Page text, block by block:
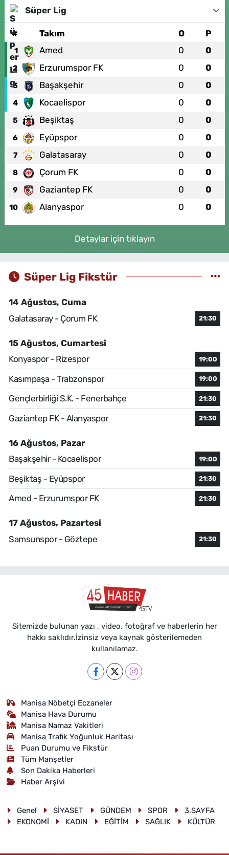
Süper Lig
# Takım O P
1 Amed 0 0
2 Erzurumspor FK 0 0
3 Başakşehir 0 0
4 Kocaelispor 0 0
5 Beşiktaş 0 0
6 Eyüpspor 0 0
7 Galatasaray 0 0
8 Çorum FK 0 0
9 Gaziantep FK 0 0
10 Alanyaspor 0 0
Detaylar için tıklayın
Süper Lig Fikstür
14 Ağustos, Cuma
Galatasaray - Çorum FK
21:30
15 Ağustos, Cumartesi
Konyaspor - Rizespor
19:00
Kasımpaşa - Trabzonspor 19:00
Gençlerbirliği S.K. - Fenerbahçe 21:30
Gaziantep FK - Alanyaspor 21:30
16 Ağustos, Pazar
Başakşehir - Kocaelispor
19:00
Beşiktaş - Eyüpspor 21:30
Amed - Erzurumspor FK 21:30
17 Ağustos, Pazartesi
Samsunspor - Göztepe
21:30
Sitemizde bulunan yazı , video, fotoğraf ve haberlerin her
hakkı saklıdır.İzinsiz veya kaynak gösterilemeden
kullanılamaz.
Manisa Nöbetçi Eczaneler
Manisa Hava Durumu
Manisa Namaz Vakitleri
Manisa Trafik Yoğunluk Haritası
Puan Durumu ve Fikstür
Tüm Manşetler
Son Dakika Haberleri
Haber Arşivi
Genel SİYASET GÜNDEM SPOR
3.SAYFA
EKONOMİ
KADIN EĞİTİM SAĞLIK KÜLTÜR